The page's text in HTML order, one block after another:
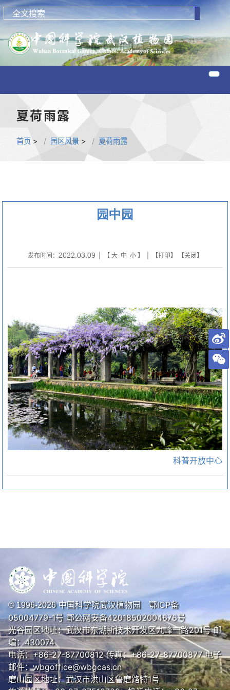
夏荷雨露
首页 > 园区风景 > 夏荷雨露
园中园
发布时间： 2022.03.09 | 【 大 中 小】 | 【打印】 【关闭】
科普开放中心
© 1996-2026中国科学院武汉植物园 鄂ICP备
05004779-1号鄂公网安备42018502004676号
光谷园区地址：武汉市东湖新技术开发区九峰一路201号 邮
编：430074
电话：+86-27-87700812 传真：+86-27-87700877 电子
邮件：wbgoffice@wbgcas.cn
磨山园区地址：武汉市洪山区鲁磨路特1号